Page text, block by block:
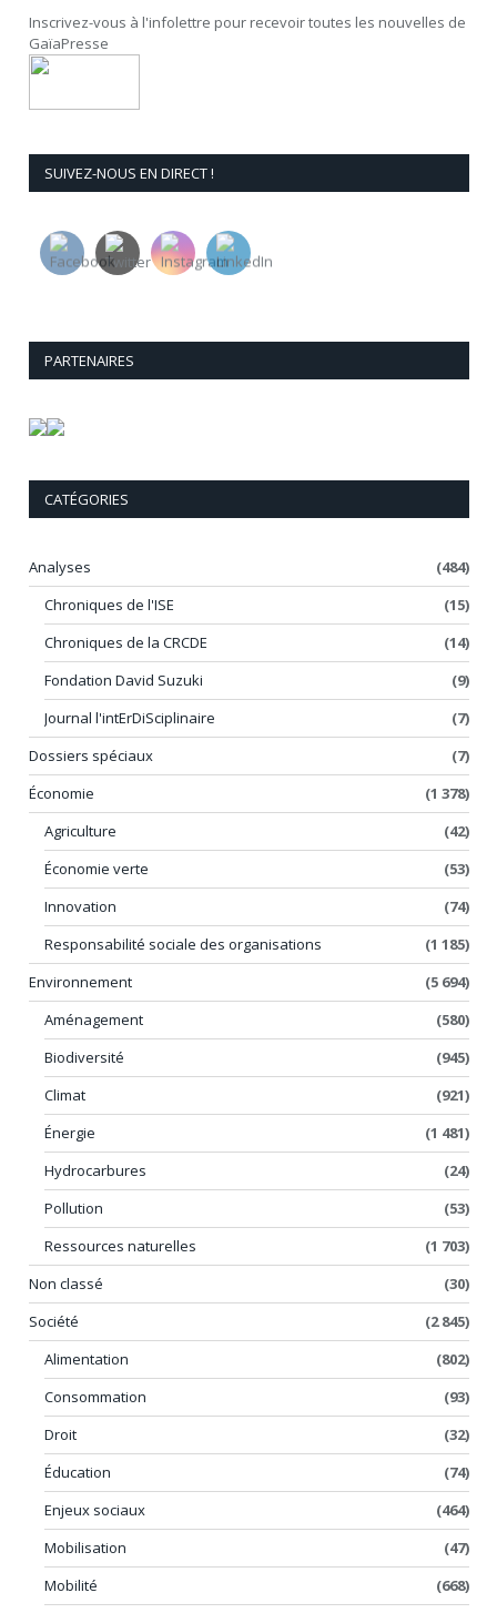
Inscrivez-vous à l'infolettre pour recevoir toutes les nouvelles de
GaïaPresse
SUIVEZ-NOUS EN DIRECT !
PARTENAIRES
CATÉGORIES
Analyses
(484)
Chroniques de l'ISE
(15)
Chroniques de la CRCDE
(14)
Fondation David Suzuki
(9)
Journal l'intErDiSciplinaire
(7)
Dossiers spéciaux
(7)
Économie
(1 378)
Agriculture
(42)
Économie verte
(53)
Innovation
(74)
Responsabilité sociale des organisations
(1 185)
Environnement
(5 694)
Aménagement
(580)
Biodiversité
(945)
Climat
(921)
Énergie
(1 481)
Hydrocarbures
(24)
Pollution
(53)
Ressources naturelles
(1 703)
Non classé
(30)
Société
(2 845)
Alimentation
(802)
Consommation
(93)
Droit
(32)
Éducation
(74)
Enjeux sociaux
(464)
Mobilisation
(47)
Mobilité
(668)